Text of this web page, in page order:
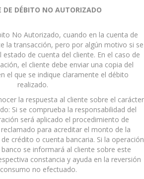
DE DÉBITO NO AUTORIZADO
No Autorizado, cuando en la cuenta de
la transacción, pero por algún motivo si se
de cuenta del cliente. En el caso de
el cliente debe enviar una copia del
el que se indique claramente el débito
realizado.
la respuesta al cliente sobre el carácter
Si se comprueba la responsabilidad del
será aplicado el procedimiento de
para acreditar el monto de la
crédito o cuenta bancaria. Si la operación
se informará al cliente sobre este
constancia y ayuda en la reversión
no efectuado.